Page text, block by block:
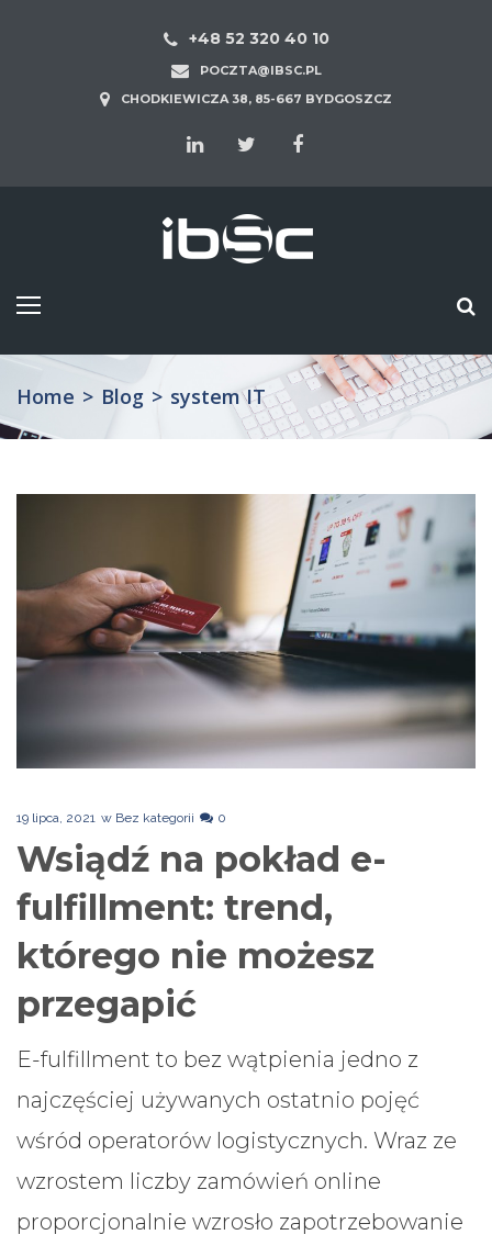
+48 52 320 40 10
POCZTA@IBSC.PL
CHODKIEWICZA 38, 85-667 BYDGOSZCZ
Home > Blog > system IT
19 lipca, 2021 w Bez kategorii 0
Wsiądź na pokład e-
fulfillment: trend,
którego nie możesz
przegapić
E-fulfillment to bez wątpienia jedno z
najczęściej używanych ostatnio pojęć
wśród operatorów logistycznych. Wraz ze
wzrostem liczby zamówień online
proporcjonalnie wzrosło zapotrzebowanie